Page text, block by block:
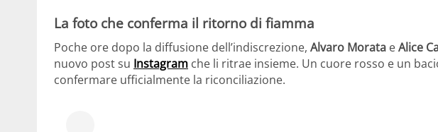
La foto che conferma il ritorno di fiamma
Poche ore dopo la diffusione dell’indiscrezione, Alvaro Morata eAlice
nuovo post su Instagram che li ritrae insieme. Un cuore rosso e un
confermare ufficialmente la riconciliazione.